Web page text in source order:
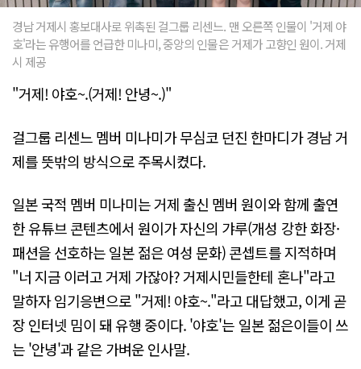
경남 거제시 홍보대사로 위촉된 걸그룹 리센느. 맨 오른쪽 인물이 '거제 야
호'라는 유행어를 언급한 미나미, 중앙의 인물은 거제가 고향인 원이. 거제
시 제공
"거제! 야호~.(거제! 안녕~.)"
걸그룹 리센느 멤버 미나미가 무심코 던진 한마디가 경남 거
제를 뜻밖의 방식으로 주목시켰다.
일본 국적 멤버 미나미는 거제 출신 멤버 원이와 함께 출연
한 유튜브 콘텐츠에서 원이가 자신의 갸루(개성 강한 화장·
패션을 선호하는 일본 젊은 여성 문화) 콘셉트를 지적하며
"너 지금 이러고 거제 가잖아? 거제시민들한테 혼나"라고
말하자 임기응변으로 "거제! 야호~."라고 대답했고, 이게 곧
장 인터넷 밈이 돼 유행 중이다. '야호'는 일본 젊은이들이 쓰
는 '안녕'과 같은 가벼운 인사말.